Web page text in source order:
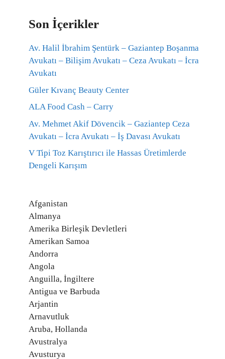
Son İçerikler
Av. Halil İbrahim Şentürk – Gaziantep Boşanma
Avukatı – Bilişim Avukatı – Ceza Avukatı – İcra
Avukatı
Güler Kıvanç Beauty Center
ALA Food Cash – Carry
Av. Mehmet Akif Dövencik – Gaziantep Ceza
Avukatı – İcra Avukatı – İş Davası Avukatı
V Tipi Toz Karıştırıcı ile Hassas Üretimlerde
Dengeli Karışım
Afganistan
Almanya
Amerika Birleşik Devletleri
Amerikan Samoa
Andorra
Angola
Anguilla, İngiltere
Antigua ve Barbuda
Arjantin
Arnavutluk
Aruba, Hollanda
Avustralya
Avusturya